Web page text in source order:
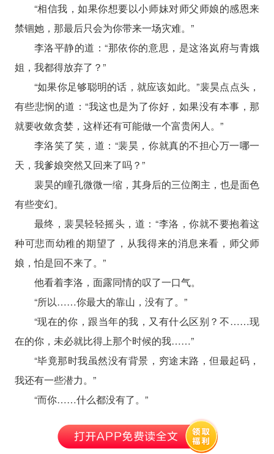
“相信我，如果你想要以小师妹对师父师娘的感恩来
禁锢她，那最后只会为你带来一场灾难。”
李洛平静的道：“那依你的意思，是这洛岚府与青娥
姐，我都得放弃了？”
“如果你足够聪明的话，就应该如此。”裴昊点点头，
有些悲悯的道：“我这也是为了你好，如果没有本事，那
就要收敛贪婪，这样还有可能做一个富贵闲人。”
李洛笑了笑，道：“裴昊，你就真的不担心万一哪一
天，我爹娘突然又回来了吗？”
裴昊的瞳孔微微一缩，其身后的三位阁主，也是面色
有些变幻。
最终，裴昊轻轻摇头，道：“李洛，你就不要抱着这
种可悲而幼稚的期望了，从我得来的消息来看，师父师
娘，怕是回不来了。”
他看着李洛，面露同情的叹了一口气。
“所以……你最大的靠山，没有了。”
“现在的你，跟当年的我，又有什么区别？不……现
在的你，未必就比得上那个时候的我……”
“毕竟那时我虽然没有背景，穷途末路，但最起码，
我还有一些潜力。”
“而你……什么都没有了。”